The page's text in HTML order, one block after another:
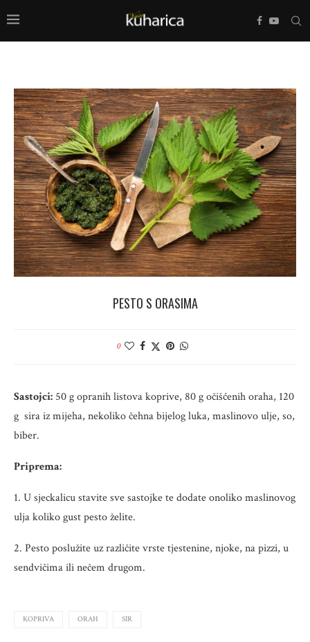
PESTO S ORASIMA
0
Sastojci: 50 g opranih listova koprive, 80 g očišćenih oraha, 120
g sira iz mijeha, nekoliko čehna bijelog luka, maslinovo ulje, so,
biber.
Priprema:
1. U sjeckalicu stavite sve sastojke te dodate onoliko maslinovog
ulja koliko gust pesto želite.
2. Pesto poslužite uz različite vrste tjestenine, njoke, na pizzi, u
sendvičima ili nečem drugom.
KOPRIVA ORAH SIR